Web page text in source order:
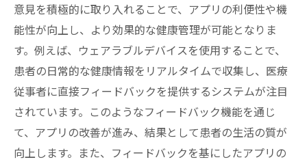
意見を積極的に取り入れることで、アプリの利便性や機
能性が向上し、より効果的な健康管理が可能となりま
す。例えば、ウェアラブルデバイスを使用することで、
患者の日常的な健康情報をリアルタイムで収集し、医療
従事者に直接フィードバックを提供するシステムが注目
されています。このようなフィードバック機能を通じ
て、アプリの改善が進み、結果として患者の生活の質が
向上します。また、フィードバックを基にしたアプリの